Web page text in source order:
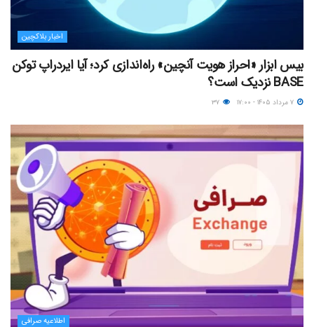
اخبار بلاکچین
بیس ابزار «احراز هویت آنچین» راه‌اندازی کرد؛ آیا ایردراپ توکن
BASE نزدیک‌ است؟
اطلاعیه صرافی